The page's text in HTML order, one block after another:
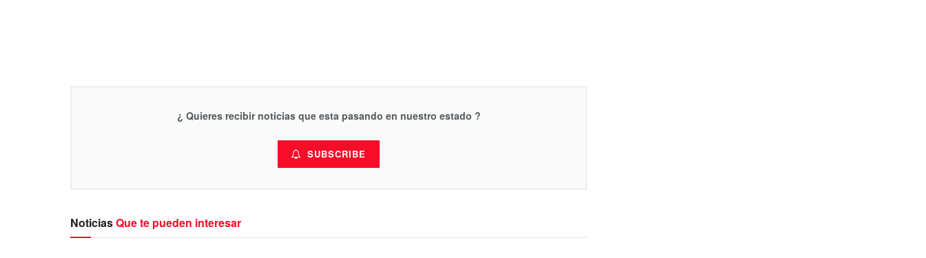
¿ Quieres recibir noticias que esta pasando en nuestro estado ?
SUBSCRIBE
NoticiasQue te pueden interesar